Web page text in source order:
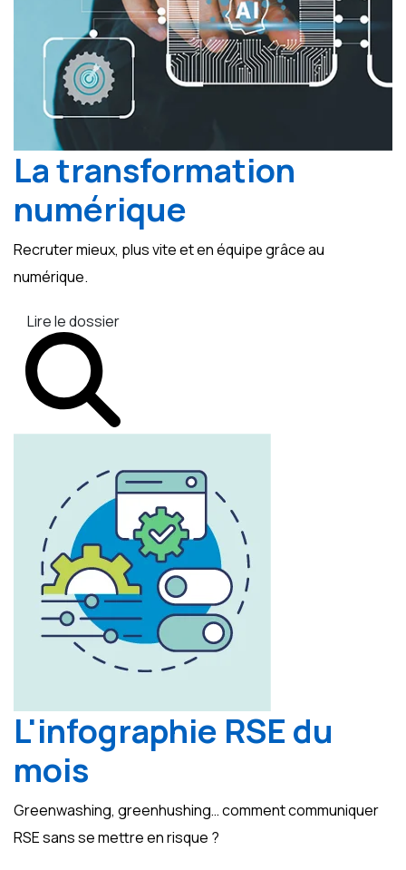
La transformation
numérique
Recruter mieux, plus vite et en équipe grâce au
numérique.
Lire le dossier
L'infographie RSE du
mois
Greenwashing, greenhushing… comment communiquer
RSE sans se mettre en risque ?